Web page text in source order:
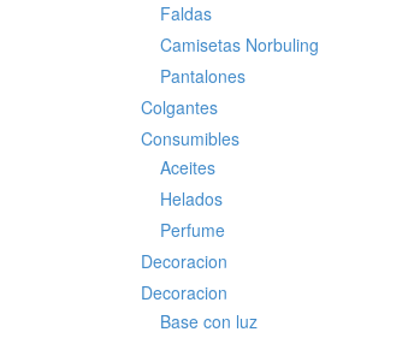
Faldas
Camisetas Norbuling
Pantalones
Colgantes
Consumibles
Aceites
Helados
Perfume
Decoracion
Decoracion
Base con luz